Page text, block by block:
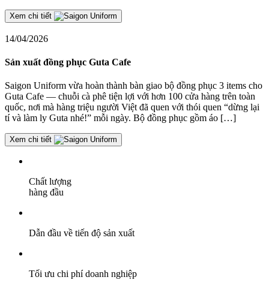
Xem chi tiết
14/04/2026
Sản xuất đồng phục Guta Cafe
Saigon Uniform vừa hoàn thành bàn giao bộ đồng phục 3 items cho
Guta Cafe — chuỗi cà phê tiện lợi với hơn 100 cửa hàng trên toàn
quốc, nơi mà hàng triệu người Việt đã quen với thói quen “dừng lại
tí và làm ly Guta nhé!” mỗi ngày. Bộ đồng phục gồm áo […]
Xem chi tiết
Chất lượng
hàng đầu
Dẫn đầu về tiến độ sản xuất
Tối ưu chi phí doanh nghiệp